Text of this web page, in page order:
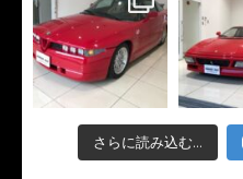
さらに読み込む...